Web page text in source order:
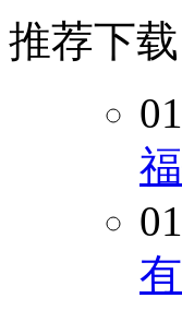
推荐下载